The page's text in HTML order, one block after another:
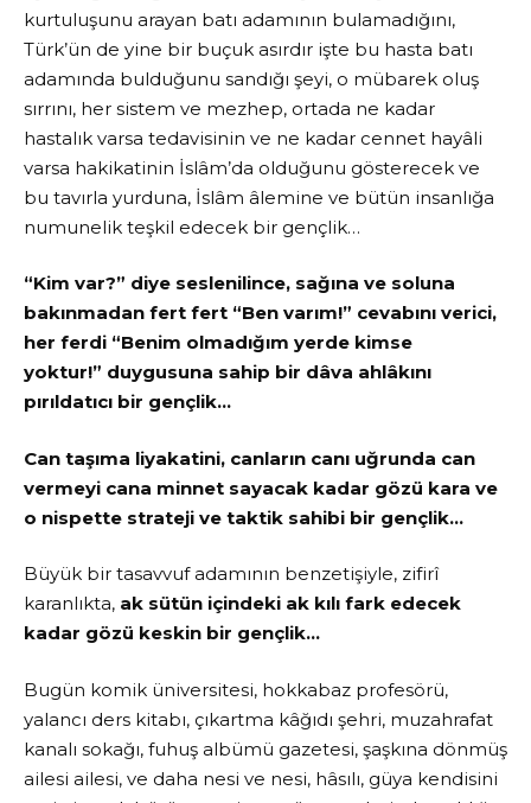
kurtuluşunu arayan batı adamının bulamadığını,
Türk’ün de yine bir buçuk asırdır işte bu hasta batı
adamında bulduğunu sandığı şeyi, o mübarek oluş
sırrını, her sistem ve mezhep, ortada ne kadar
hastalık varsa tedavisinin ve ne kadar cennet hayâli
varsa hakikatinin İslâm’da olduğunu gösterecek ve
bu tavırla yurduna, İslâm âlemine ve bütün insanlığa
numunelik teşkil edecek bir gençlik…
“Kim var?” diye seslenilince, sağına ve soluna
bakınmadan fert fert “Ben varım!” cevabını verici,
her ferdi “Benim olmadığım yerde kimse
yoktur!” duygusuna sahip bir dâva ahlâkını
pırıldatıcı bir gençlik…
Can taşıma liyakatini, canların canı uğrunda can
vermeyi cana minnet sayacak kadar gözü kara ve
o nispette strateji ve taktik sahibi bir gençlik…
Büyük bir tasavvuf adamının benzetişiyle, zifirî
karanlıkta, ak sütün içindeki ak kılı fark edecek
kadar gözü keskin bir gençlik…
Bugün komik üniversitesi, hokkabaz profesörü,
yalancı ders kitabı, çıkartma kâğıdı şehri, muzahrafat
kanalı sokağı, fuhuş albümü gazetesi, şaşkına dönmüş
ailesi ailesi, ve daha nesi ve nesi, hâsılı, güya kendisini